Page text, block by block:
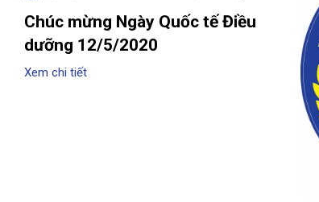
Chúc mừng Ngày Quốc tế Điều
dưỡng 12/5/2020
Xem chi tiết